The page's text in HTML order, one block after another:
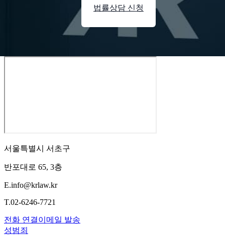
법률상담 신청
서울특별시 서초구
반포대로 65, 3층
E.info@krlaw.kr
T.02-6246-7721
전화 연결이메일 발송
성범죄